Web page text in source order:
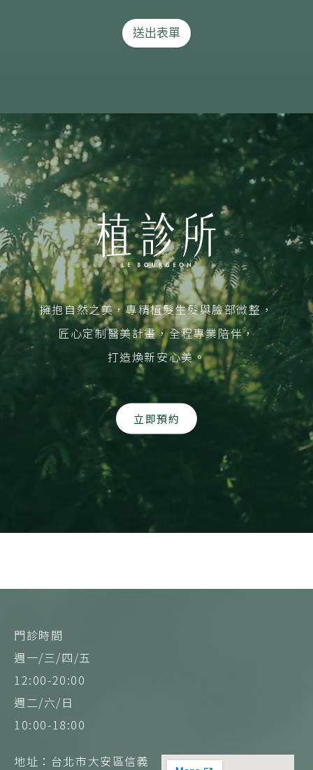
送出表單
擁抱自然之美，專精植髮生髮與臉部微整，
匠心定制醫美計畫，全程專業陪伴，
打造煥新安心美。
立即預約
門診時間
週一/三/四/五
12:00-20:00
週二/六/日
10:00-18:00
地址：台北市大安區信義